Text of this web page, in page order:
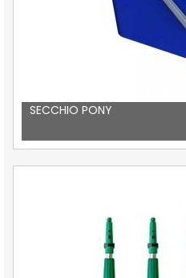
SECCHIO PONY